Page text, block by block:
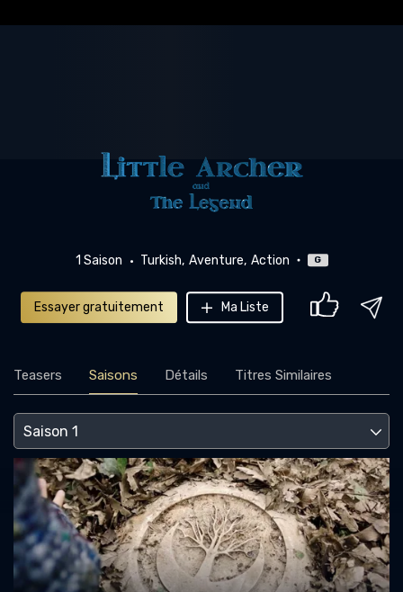
1 Saison Turkish Aventure Action G
Essayer gratuitement Ma Liste
Teasers Saisons Détails Titres Similaires